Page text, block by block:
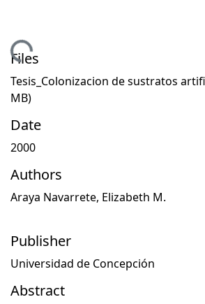
Files
Tesis_Colonizacion de sustratos
MB)
Date
2000
Authors
Araya Navarrete, Elizabeth M.
Publisher
Universidad de Concepción
Abstract